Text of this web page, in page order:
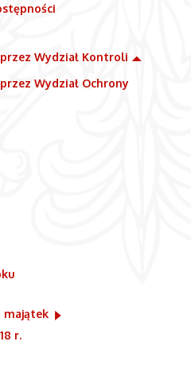
Wydział Kontroli
Wydział Ochrony
majątek
r.